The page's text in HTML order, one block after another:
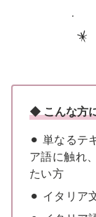
◆ こんな方
⚫︎ 単なるテ
ア語に触れ
たい方
⚫︎ イタリア